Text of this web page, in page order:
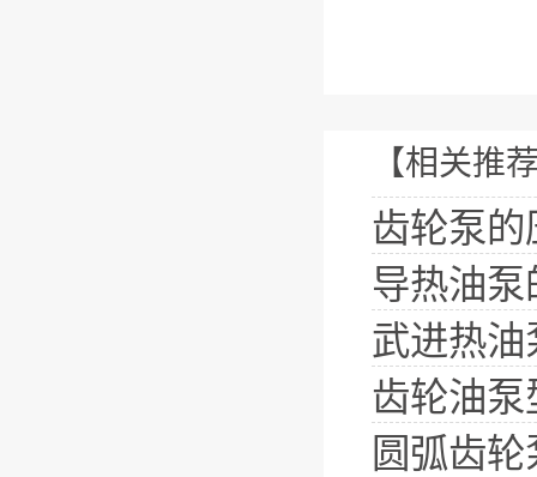
【相关推
齿轮泵
导热油
武进热
齿轮油泵
圆弧齿